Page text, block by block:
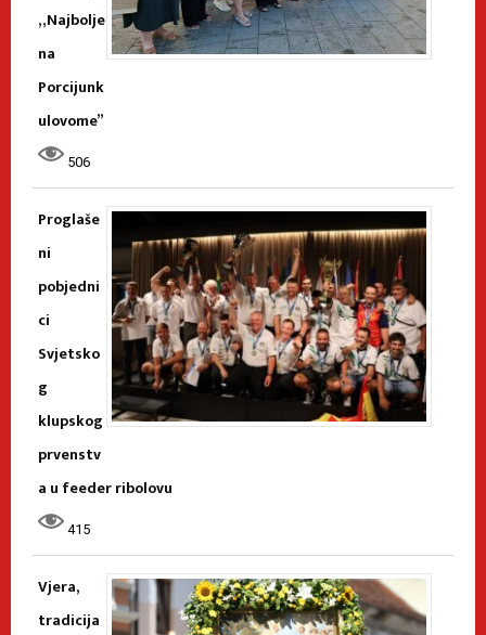
„Najbolje
na
Porcijunk
ulovome”
506
Proglaše
ni
pobjedni
ci
Svjetsko
g
klupskog
prvenstv
a u feeder ribolovu
415
Vjera,
tradicija